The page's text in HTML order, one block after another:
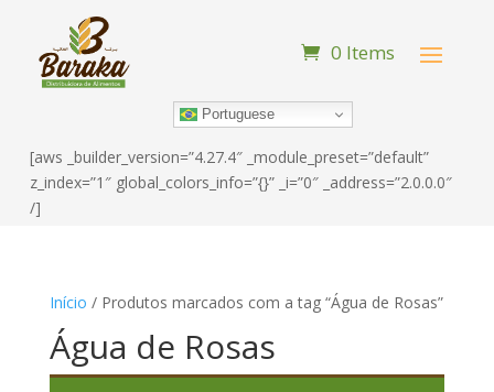
0 Items
Portuguese
[aws _builder_version=”4.27.4″ _module_preset=”default”
z_index=”1″ global_colors_info=”{}” _i=”0″ _address=”2.0.0.0″
/]
Início / Produtos marcados com a tag “Água de Rosas”
Água de Rosas